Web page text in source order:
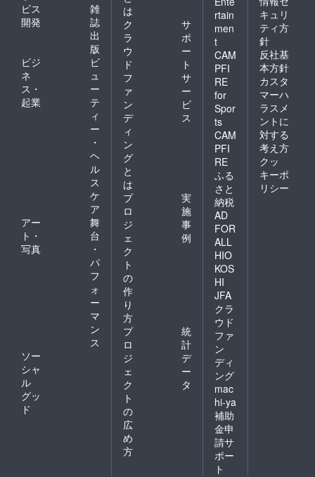
ビス
開発
雑
誌
出
版
ビジ
ネ
ス・
起業
ビ
ュ
ー
テ
ィ
ー
・
ヘ
ル
ス
ケ
ア
アー
ト・
写真
舞
台
・
パ
フ
ォ
ー
マ
ン
ス
ソー
シャ
ル
グッ
ド
は
ク
ラ
ウ
ド
フ
ァ
ン
デ
ィ
ン
グ
と
は
サ
ポ
ー
ト
サ
ー
ビ
ス
プ
ロ
ジ
ェ
ク
ト
の
作
り
方
実
施
事
例
プ
ロ
ジ
ェ
ク
ト
の
広
め
方
統
計
デ
ー
タ
rtain
men
t
CAM
PFI
RE
for
Spor
ts
CAM
PFI
RE
ふる
さと
納税
AD
FOR
ALL
HIO
KOS
HI
JFA
クラ
ウド
ファ
ン
ディ
ング
mac
hi-ya
補助
金申
請サ
ポー
ト
キュリ
ティ方
針
反社基
本方針
カスタ
マーハ
ラスメ
ントに
対する
考え方
クッ
キーポ
リシー